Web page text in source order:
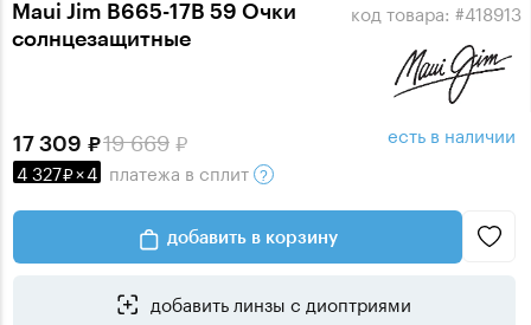
Maui Jim B665-17B 59 Очки
солнцезащитные
код товара: #418913
19 669
17 309
4 327 ×4 платежа в сплит
есть в наличии
добавить в корзину
добавить линзы с диоптриями